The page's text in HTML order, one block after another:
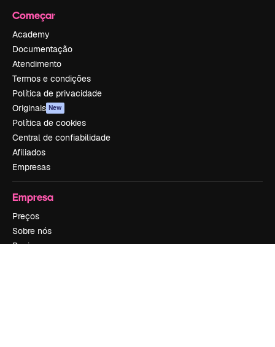
Começar
Academy
Documentação
Atendimento
Termos e condições
Política de privacidade
Originais New
Política de cookies
Central de confiabilidade
Afiliados
Empresas
Empresa
Preços
Sobre nós
Reviews